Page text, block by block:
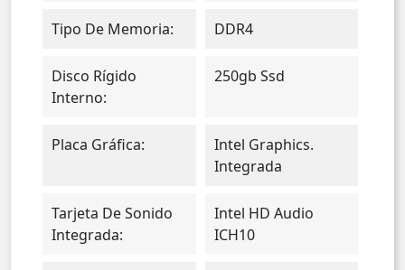
Tipo De Memoria: DDR4
Disco Rígido
Interno:
250gb Ssd
Placa Gráfica:
Intel Graphics.
Integrada
Tarjeta De Sonido
Integrada:
Intel HD Audio
ICH10